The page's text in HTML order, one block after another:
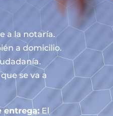
a la notaría.
a domicilio.
se va a
entrega:El